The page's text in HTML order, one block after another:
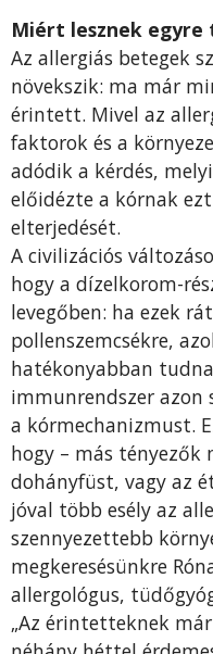
Miért lesznek egyre
Az allergiás betegek
növekszik: ma már
érintett. Mivel az
faktorok és a
adódik a kérdés,
előidézte a kórnak
elterjedését.
A civilizációs
hogy a dízelkorom-
levegőben: ha ezek
pollenszemcsékre,
hatékonyabban
immunrendszer
a kórmechanizmust.
hogy – más
dohányfüst, vagy az
jóval több esély az
szennyezettebb
megkeresésünkre
allergológus,
„Az érintetteknek